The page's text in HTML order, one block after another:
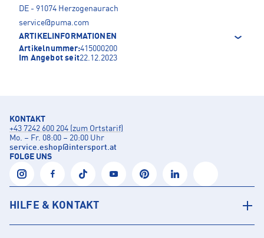
DE - 91074 Herzogenaurach
service@puma.com
ARTIKELINFORMATIONEN
Artikelnummer:415000200
Im Angebot seit22.12.2023
KONTAKT
+43 7242 600 204 (zum Ortstarif)
Mo. – Fr. 08:00 – 20:00 Uhr
service.eshop@intersport.at
FOLGE UNS
HILFE & KONTAKT